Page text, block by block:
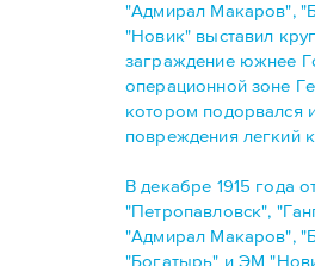
"Адмирал Макаров",
"Новик" выставил
заграждение южнее
операционной зоне
котором подорвался
повреждения легкий
В декабре 1915 года
"Петропавловск",
"Адмирал Макаров",
"Богатырь" и ЭМ